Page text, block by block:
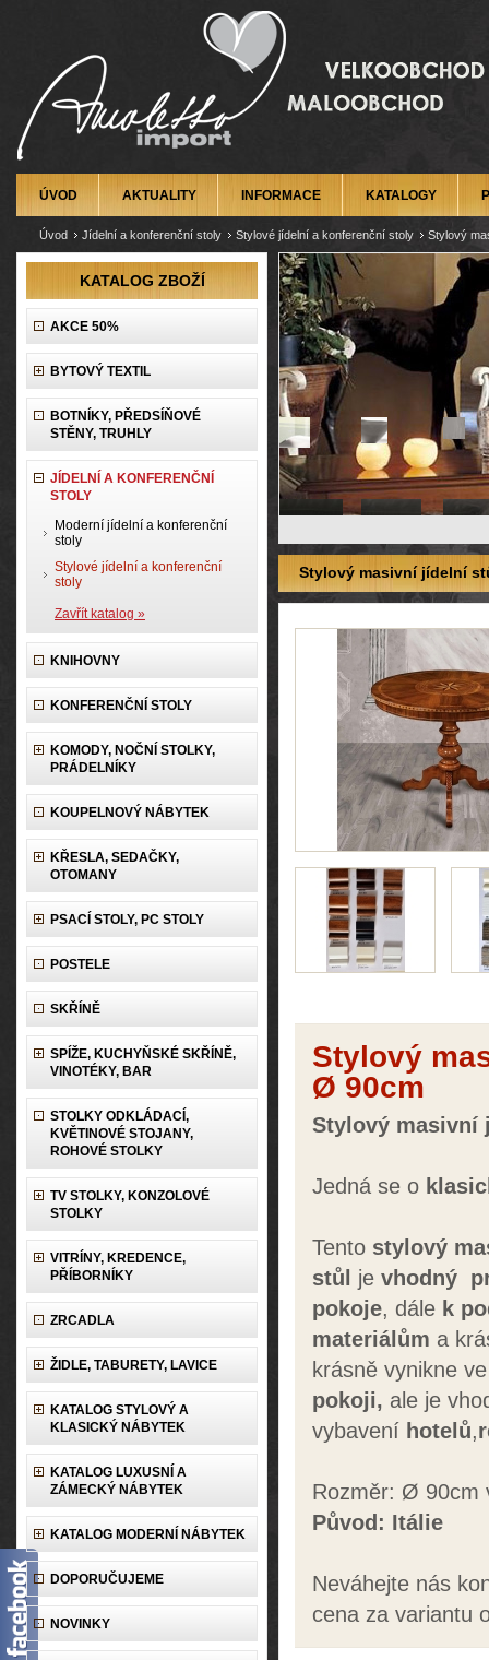
ÚVOD AKTUALITY INFORMACE KATALOGY
Úvod Jídelní a konferenční stoly Stylové jídelní a konferenční stoly Stylový
KATALOG ZBOŽÍ
AKCE 50%
BYTOVÝ TEXTIL
BOTNÍKY, PŘEDSÍŇOVÉ
STĚNY, TRUHLY
JÍDELNÍ A KONFERENČNÍ
STOLY
Moderní jídelní a konferenční
stoly
Stylové jídelní a konferenční
stoly
Zavřít katalog »
KNIHOVNY
KONFERENČNÍ STOLY
KOMODY, NOČNÍ STOLKY,
PRÁDELNÍKY
KOUPELNOVÝ NÁBYTEK
KŘESLA, SEDAČKY,
OTOMANY
PSACÍ STOLY, PC STOLY
POSTELE
SKŘÍNĚ
SPÍŽE, KUCHYŇSKÉ SKŘÍNĚ,
VINOTÉKY, BAR
STOLKY ODKLÁDACÍ,
KVĚTINOVÉ STOJANY,
ROHOVÉ STOLKY
TV STOLKY, KONZOLOVÉ
STOLKY
VITRÍNY, KREDENCE,
PŘÍBORNÍKY
ZRCADLA
ŽIDLE, TABURETY, LAVICE
KATALOG STYLOVÝ A
KLASICKÝ NÁBYTEK
KATALOG LUXUSNÍ A
ZÁMECKÝ NÁBYTEK
KATALOG MODERNÍ NÁBYTEK
DOPORUČUJEME
NOVINKY
Stylový masivní jídelní
Stylový
Ø 90cm
Stylový
Jedná se o
Tento stylový
stůl je vhodný
pokoje, dále k
materiálům a
krásně vynikne
pokoji, ale je
vybavení hotelů,
Rozměr: Ø
Původ: Itálie
Neváhejte nás
cena za variantu